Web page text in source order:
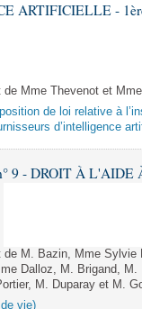
ARTIFICIELLE -
de Mme Thevenot et
de loi relative à
d’intelligence
9 - DROIT À L'AIDE
de M. Bazin, Mme
Dalloz, M. Brigand,
M. Duparay et M.
vie)